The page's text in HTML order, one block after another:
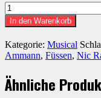
Kalte
Sterne
-
LUDWIG²
Menge
In den Warenkorb
Kategorie: Musical
Ammann, Füssen, Nic
Ähnliche